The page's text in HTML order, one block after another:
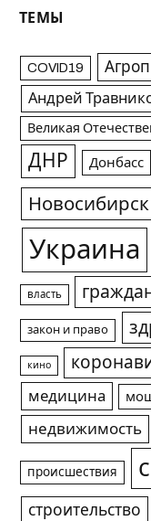
ТЕМЫ
COVID19
Андрей
Великая
ДНР Донбасс
Новосибирск
Украина
власть
закон и право
кино
медицина
недвижимость
происшествия
строительство